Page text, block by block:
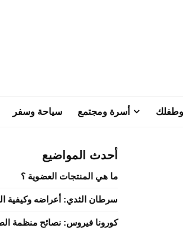
أسرة ومجتمع سياحة وسفر
أحدث المواضيع
ما هي المنتجات العضوية ؟
سرطان الثدي: أعراضه وكيفية
كورونا فيروس: نصائح منظمة